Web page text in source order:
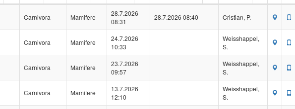
Carnivora Mamifere
28.7.2026
08:31
28.7.2026 08:40 Cristian, P.
Carnivora Mamifere
24.7.2026
10:33
Weisshappel,
S.
Carnivora Mamifere
23.7.2026
09:57
Weisshappel,
S.
Carnivora Mamifere
13.7.2026
12:10
Weisshappel,
S.